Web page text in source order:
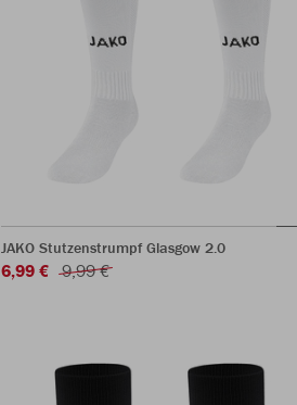
JAKO Stutzenstrumpf Glasgow 2.0
6,99 € 9,99 €